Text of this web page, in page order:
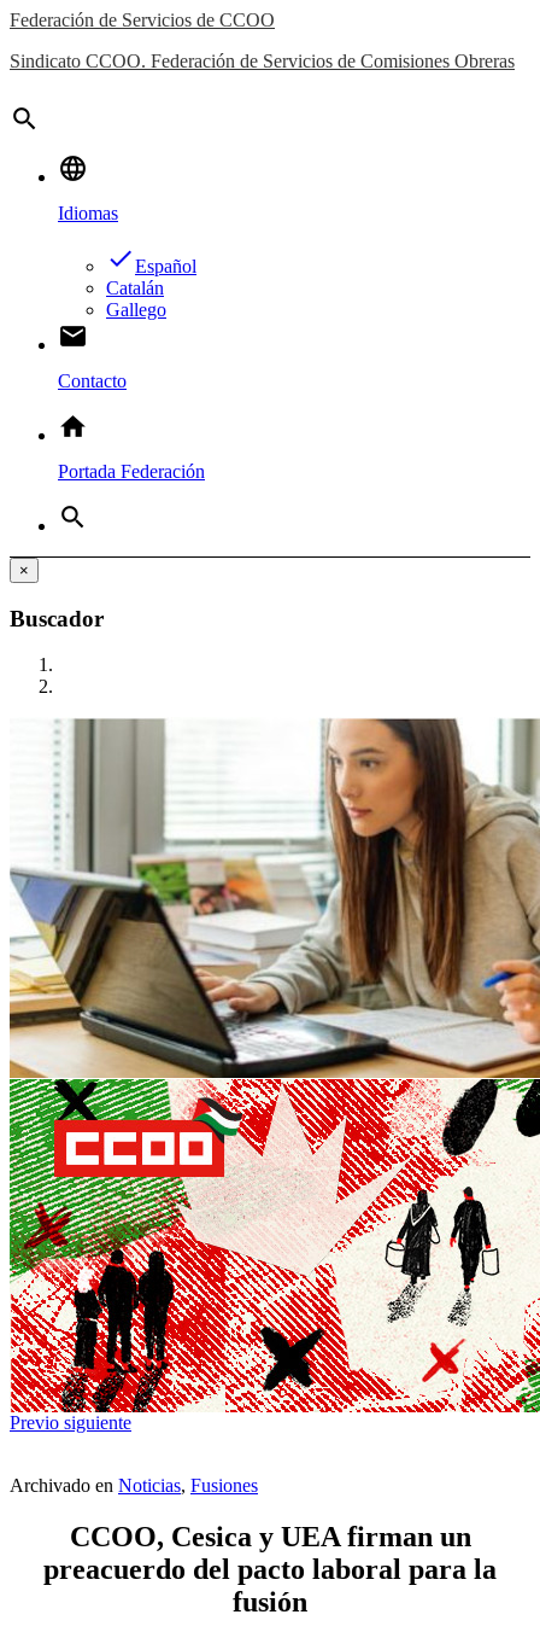
Federación de Servicios de CCOO
Sindicato CCOO. Federación de Servicios de Comisiones Obreras
search
language
Idiomas
doneEspañol
Catalán
Gallego
email
Contacto
home
Portada Federación
search
×
Buscador
Previo siguiente
Archivado en Noticias, Fusiones
CCOO, Cesica y UEA firman un
preacuerdo del pacto laboral para la
fusión